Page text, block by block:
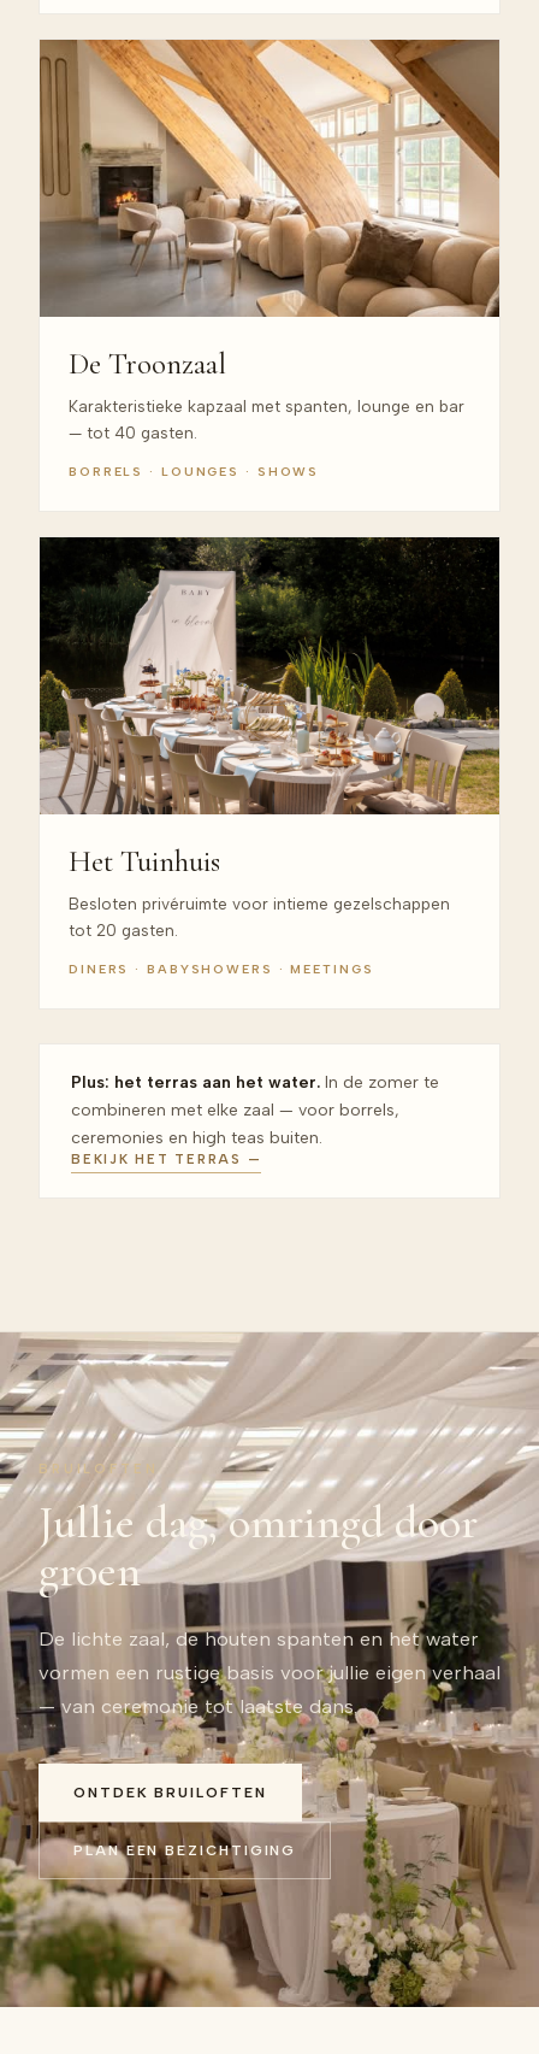
De Troonzaal
Karakteristieke kapzaal met spanten, lounge en bar
— tot 40 gasten.
BORRELS · LOUNGES · SHOWS
Het Tuinhuis
Besloten privéruimte voor intieme gezelschappen
tot 20 gasten.
DINERS · BABYSHOWERS · MEETINGS
Plus: het terras aan het water. In de zomer te
combineren met elke zaal — voor borrels,
ceremonies en high teas buiten.
BEKIJK HET TERRAS —
BRUILOFTEN
Jullie dag, omringd door
groen
De lichte zaal, de houten spanten en het water
vormen een rustige basis voor jullie eigen verhaal
— van ceremonie tot laatste dans.
ONTDEK BRUILOFTEN
PLAN EEN BEZICHTIGING